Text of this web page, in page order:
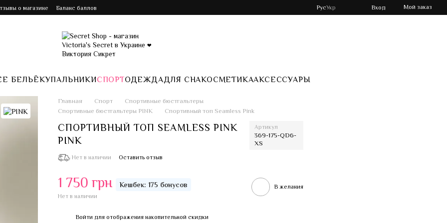
о магазине Баланс баллов РусУкр Вход Мой заказ
БЕЛЬЁКУПАЛЬНИКИСПОРТОДЕЖДАДЛЯ СНАКОСМЕТИКААКСЕССУАРЫ
Главная Спорт
Спортивные бюстгальтеры
Спортивные бюстгальтеры PINK
Спортивный топ Seamless Pink
СПОРТИВНЫЙ ТОП SEAMLESS PINK
PINK
Артикул
369-175-QD6-
XS
Нет в наличии Оставить отзыв
1 750 грн Кешбек: 175 бонусов
Нет в наличии
В желания
Войти для отображения накопительной скидки